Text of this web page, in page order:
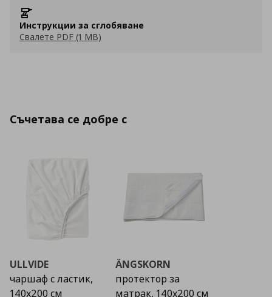
Инструкции за сглобяване
Свалете PDF (1 MB)
Съчетава се добре с
ULLVIDE
чаршаф с ластик,
140x200 см
ÄNGSKORN
протектор за
матрак, 140x200 см